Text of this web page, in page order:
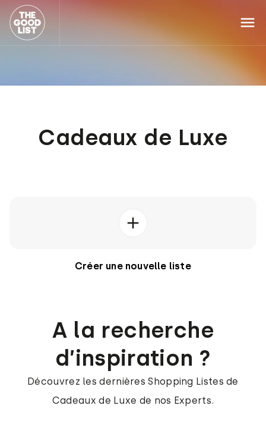
Cadeaux de Luxe
Créer une nouvelle liste
A la recherche
d’inspiration ?
Découvrez les dernières Shopping Listes de
Cadeaux de Luxe de nos Experts.